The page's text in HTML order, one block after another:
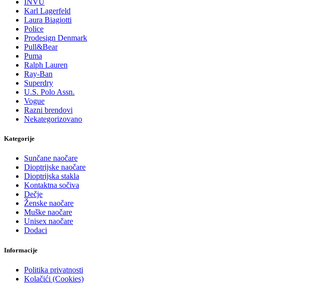
INVU
Karl Lagerfeld
Laura Biagiotti
Police
Prodesign Denmark
Pull&Bear
Puma
Ralph Lauren
Ray-Ban
Superdry
U.S. Polo Assn.
Vogue
Razni brendovi
Nekategorizovano
Kategorije
Sunčane naočare
Dioptrijske naočare
Dioptrijska stakla
Kontaktna sočiva
Dečje
Ženske naočare
Muške naočare
Unisex naočare
Dodaci
Informacije
Politika privatnosti
Kolačići (Cookies)